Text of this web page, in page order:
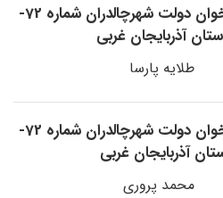
دفتر پیشخوان دولت شهرچالدران شماره 72-
طلایه پارسا
دفتر پیشخوان دولت شهرچالدران شماره 72-
محمد پروری